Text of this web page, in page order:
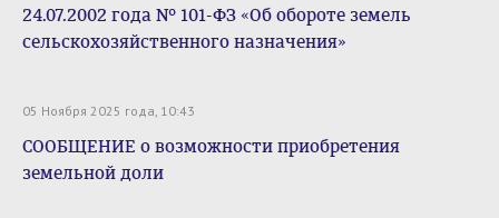
24.07.2002 года № 101-ФЗ «Об обороте земель
сельскохозяйственного назначения»
05 Ноября 2025 года, 10:43
СООБЩЕНИЕ о возможности приобретения
земельной доли